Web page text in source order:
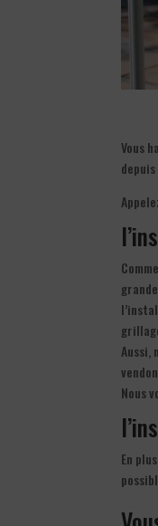
Vous
Aussi,
Nous
En